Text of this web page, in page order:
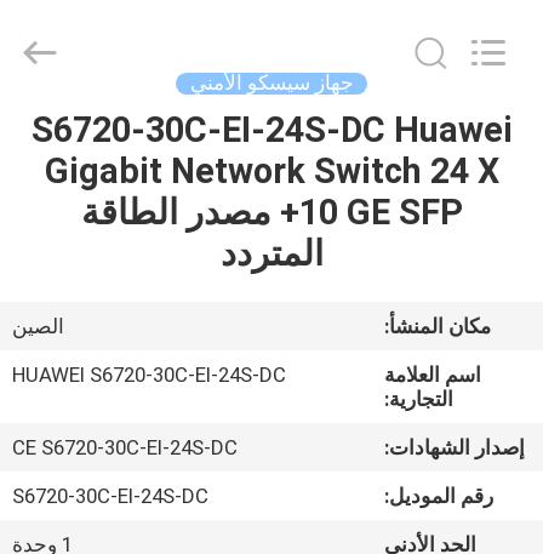
المنزل
المنتجات
حولنا
جولة
المصنع
Reserved.
جهاز سيسكو الأمني
S6720-30C-EI-24S-DC Huawei
Gigabit Network Switch 24 X
10 GE SFP+ مصدر الطاقة
المتردد
مكان المنشأ:
الصين
اسم العلامة
التجارية:
HUAWEI S6720-30C-EI-24S-DC
إصدار الشهادات:
CE S6720-30C-EI-24S-DC
رقم الموديل:
S6720-30C-EI-24S-DC
الحد الأدنى
1 وحدة